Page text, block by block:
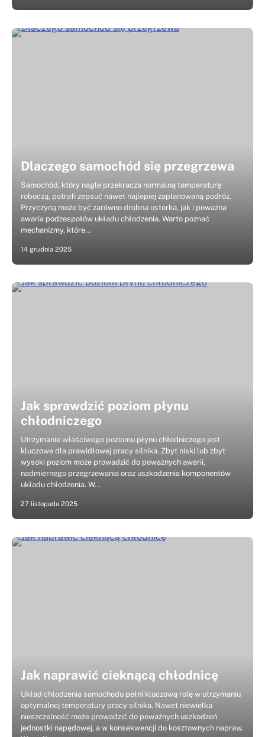
Dlaczego samochód się przegrzewa
Samochód, który nagle przekracza normalną temperaturę
roboczą, potrafi zepsuć nawet najlepiej zaplanowaną podróż.
Przyczyną może być zarówno drobna usterka, jak i poważna
awaria podzespołów układu chłodzenia. Warto poznać
mechanizmy, które…
14 grudnia 2025
Jak sprawdzić poziom płynu
chłodniczego
Utrzymanie właściwego poziomu płynu chłodniczego jest
kluczowe dla prawidłowej pracy silnika. Zbyt niski lub zbyt
wysoki poziom może prowadzić do poważnych awarii,
nadmiernego przegrzewania oraz uszkodzenia komponentów
układu chłodzenia. W…
27 listopada 2025
Jak naprawić cieknącą chłodnicę
Układ chłodzenia samochodu pełni kluczową rolę w utrzymaniu
optymalnej temperatury pracy silnika. Nawet niewielka
nieszczelność może prowadzić do poważnych uszkodzeń
jednostki napędowej, a w konsekwencji do kosztownych napraw.